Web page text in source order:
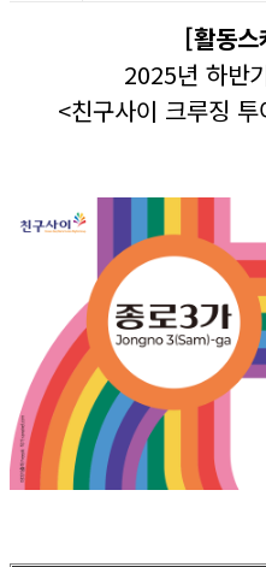
[활동
2025년 하반
<친구사이 크루징